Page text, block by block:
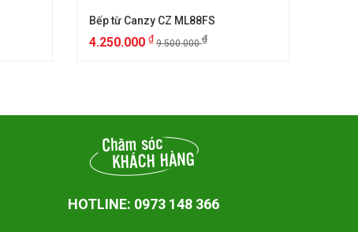
Bếp từ Canzy CZ ML88FS
4.250.000 ₫ 9.500.000₫
HOTLINE: 0973 148 366